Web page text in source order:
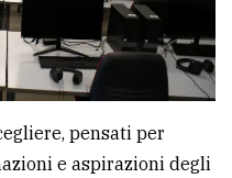
pensati per
e aspirazioni degli